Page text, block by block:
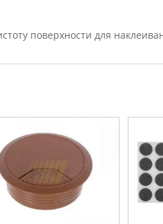
поверхности для